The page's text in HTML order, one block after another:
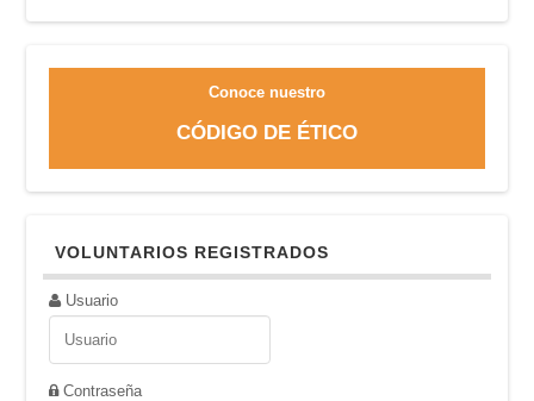
Conoce nuestro
CÓDIGO DE ÉTICO
VOLUNTARIOS REGISTRADOS
Usuario
Contraseña